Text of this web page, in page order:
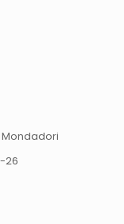
Mondadori
26